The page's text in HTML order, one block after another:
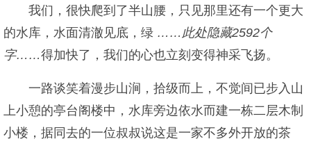
我们，很快爬到了半山腰，只见那里还有一个更大
的水库，水面清澈见底，绿 ……此处隐藏2592个
字……得加快了，我们的心也立刻变得神采飞扬。
一路谈笑着漫步山涧，拾级而上，不觉间已步入山
上小憩的亭台阁楼中，水库旁边依水而建一栋二层木制
小楼，据同去的一位叔叔说这是一家不多外开放的茶